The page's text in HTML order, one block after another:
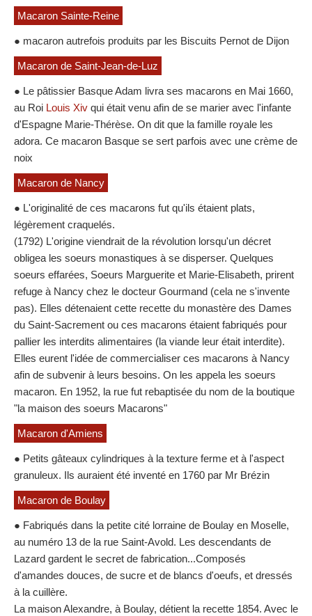
Macaron Sainte-Reine
● macaron autrefois produits par les Biscuits Pernot de Dijon
Macaron de Saint-Jean-de-Luz
● Le pâtissier Basque Adam livra ses macarons en Mai 1660,
au Roi Louis Xiv qui était venu afin de se marier avec l'infante
d'Espagne Marie-Thérèse. On dit que la famille royale les
adora. Ce macaron Basque se sert parfois avec une crème de
noix
Macaron de Nancy
● L'originalité de ces macarons fut qu'ils étaient plats,
légèrement craquelés.
(1792) L'origine viendrait de la révolution lorsqu'un décret
obligea les soeurs monastiques à se disperser. Quelques
soeurs effarées, Soeurs Marguerite et Marie-Elisabeth, prirent
refuge à Nancy chez le docteur Gourmand (cela ne s'invente
pas). Elles détenaient cette recette du monastère des Dames
du Saint-Sacrement ou ces macarons étaient fabriqués pour
pallier les interdits alimentaires (la viande leur était interdite).
Elles eurent l'idée de commercialiser ces macarons à Nancy
afin de subvenir à leurs besoins. On les appela les soeurs
macaron. En 1952, la rue fut rebaptisée du nom de la boutique
"la maison des soeurs Macarons"
Macaron d'Amiens
● Petits gâteaux cylindriques à la texture ferme et à l'aspect
granuleux. Ils auraient été inventé en 1760 par Mr Brézin
Macaron de Boulay
● Fabriqués dans la petite cité lorraine de Boulay en Moselle,
au numéro 13 de la rue Saint-Avold. Les descendants de
Lazard gardent le secret de fabrication...Composés
d'amandes douces, de sucre et de blancs d'oeufs, et dressés
à la cuillère.
La maison Alexandre, à Boulay, détient la recette 1854. Avec le